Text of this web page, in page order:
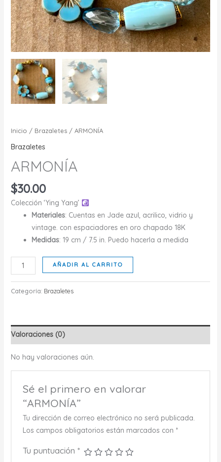
Inicio / Brazaletes/ ARMONÍA
Brazaletes
ARMONÍA
$30.00
Colección ‘Ying Yang’
Materiales: Cuentas en Jade azul, acrilico, vidrio y
vintage. con espaciadores en oro chapado 18K
Medidas: 19 cm / 7.5 in. Puedo hacerla a medida
ARMONÍA
cantidad
AÑADIR AL CARRITO
Categoría: Brazaletes
Valoraciones (0)
No hay valoraciones aún.
Sé el primero en valorar
“ARMONÍA”
Tu dirección de correo electrónico no será publicada.
Los campos obligatorios están marcados con *
Tu puntuación *